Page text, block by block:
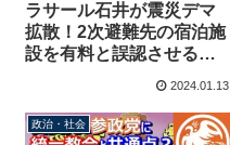
ラサール石井が震災デマ
拡散！2次避難先の宿泊施
設を有料と誤認させる投
稿→岸田総理「悪質な虚
偽情報は決して許されま
せん」
2024.01.13
政治・社会